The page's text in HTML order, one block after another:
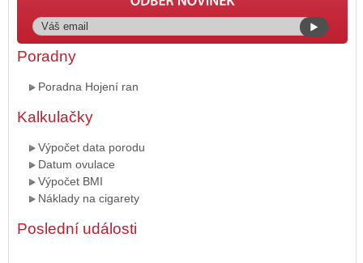
Poradny
Poradna Hojení ran
Kalkulačky
Výpočet data porodu
Datum ovulace
Výpočet BMI
Náklady na cigarety
Poslední události